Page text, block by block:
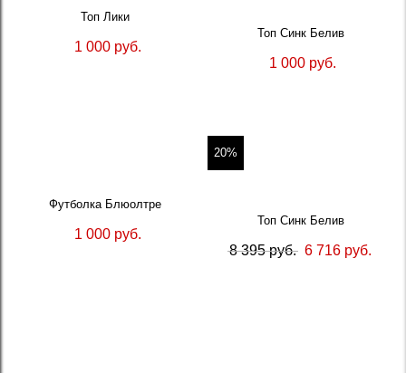
Топ Лики
1 000 руб.
Топ Синк Белив
1 000 руб.
Футболка Блюолтре
1 000 руб.
20%
Топ Синк Белив
8 395 руб. 6 716 руб.